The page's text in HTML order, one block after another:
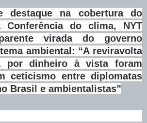
destaque na cobertura do
do clima, NYT
virada do governo
ambiental: “A reviravolta
por dinheiro à vista foram
ceticismo entre diplomatas
Brasil e ambientalistas”